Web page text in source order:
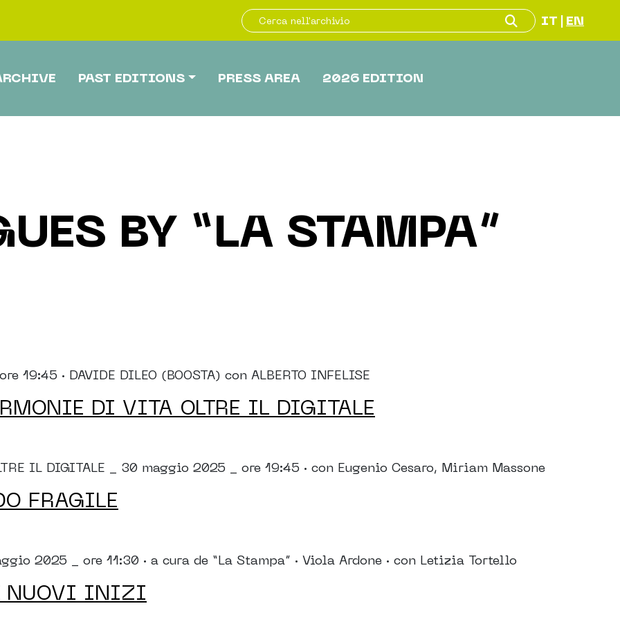
IT EN
PAST EDITIONS PRESS AREA 2026 EDITION
BY “LA STAMPA”
19:45 · DAVIDE DILEO (BOOSTA) con ALBERTO INFELISE
DI VITA OLTRE IL DIGITALE
IL DIGITALE _ 30 maggio 2025 _ ore 19:45 · con Eugenio Cesaro, Miriam Massone
FRAGILE
2025 _ ore 11:30 · a cura de “La Stampa” · Viola Ardone · con Letizia Tortello
NUOVI INIZI